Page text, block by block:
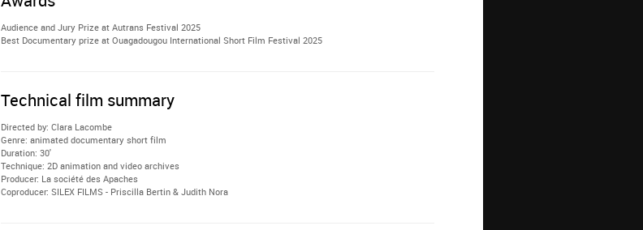
Audience and Jury Prize at Autrans Festival 2025
Best Documentary prize at Ouagadougou International Short Film Festival 2025
Technical film summary
Directed by: Clara Lacombe
Genre: animated documentary short film
Duration: 30'
Technique: 2D animation and video archives
Producer: La société des Apaches
Coproducer: SILEX FILMS - Priscilla Bertin & Judith Nora